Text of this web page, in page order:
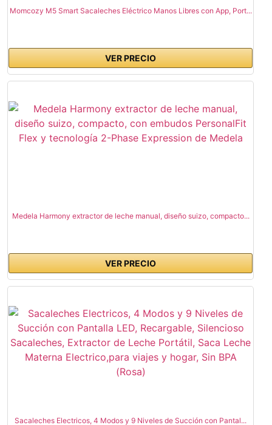
Momcozy M5 Smart Sacaleches Eléctrico Manos Libres con App, Port...
VER PRECIO
Medela Harmony extractor de leche manual, diseño suizo, compacto...
VER PRECIO
Sacaleches Electricos, 4 Modos y 9 Niveles de Succión con Pantal...